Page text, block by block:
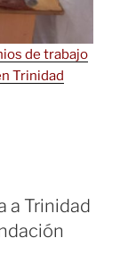
de trabajo
Trinidad
a Trinidad